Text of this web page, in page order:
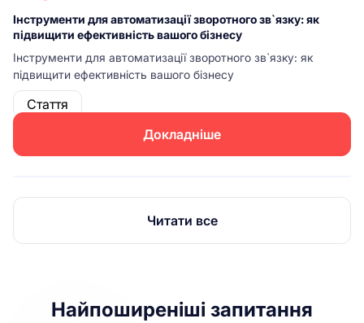
Інструменти для автоматизації зворотного зв`язку: як
підвищити ефективність вашого бізнесу
Інструменти для автоматизації зворотного зв`язку: як
підвищити ефективність вашого бізнесу
Стаття
Докладніше
Читати все
Найпоширеніші запитання